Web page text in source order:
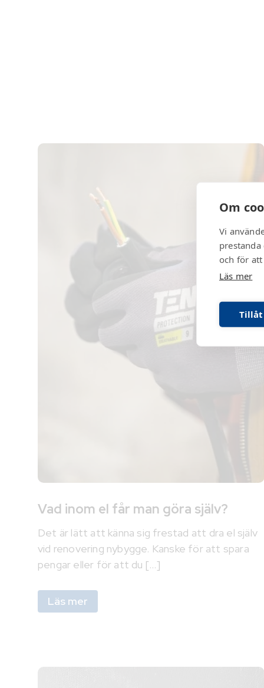
Om
Vi
och för
Läs mer
Tillåt
Vad inom el får man göra själv?
Det är lätt att känna sig frestad att dra el själv
vid renovering nybygge. Kanske för att spara
pengar eller för att du [...]
Läs mer